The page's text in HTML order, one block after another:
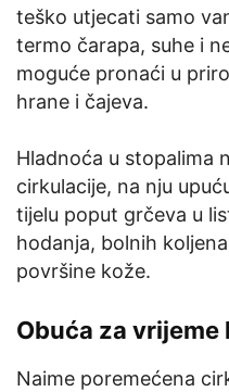
teško utjecati samo
termo čarapa, suhe i
moguće pronaći u
hrane i čajeva.
Hladnoća u stopalima
cirkulacije, na nju
tijelu poput grčeva u
hodanja, bolnih
površine kože.
Obuća za vrijeme
Naime poremećena